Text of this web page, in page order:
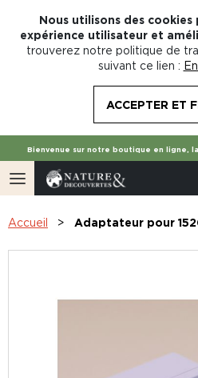
Nous utilisons des
expérience utilisateur et
trouverez notre politique de
suivant ce lien :
ACCEPTER ET
Bienvenue sur notre boutique en ligne,
Accueil Adaptateur pour